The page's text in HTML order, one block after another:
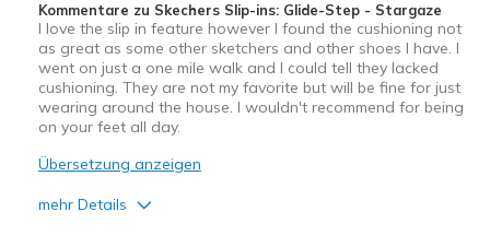
Kommentare zu Skechers Slip-ins: Glide-Step - Stargaze
I love the slip in feature however I found the cushioning not
as great as some other sketchers and other shoes I have. I
went on just a one mile walk and I could tell they lacked
cushioning. They are not my favorite but will be fine for just
wearing around the house. I wouldn't recommend for being
on your feet all day.
Übersetzung anzeigen
mehr Details